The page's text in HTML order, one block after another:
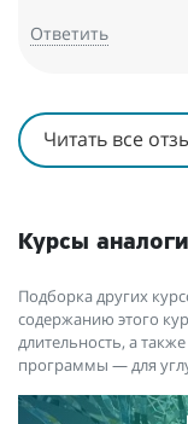
Ответить
Читать все
Курсы аналоги
Подборка других
содержанию этого
длительность, а
программы — для